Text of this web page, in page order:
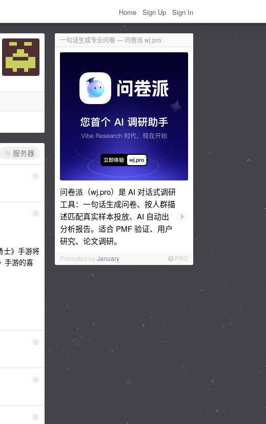
Home Sign Up Sign In
一句话生成专业问卷 — 问卷派 wj.pro
问卷派（wj.pro）是 AI 对话式调研
工具：一句话生成问卷、按人群描
述匹配真实样本投放、AI 自动出
分析报告。适合 PMF 验证、用户
研究、论文调研。
›
Promoted byJanuary PRO
服务器
1
2
士》手游将
手游的喜
3
4
5